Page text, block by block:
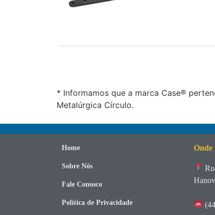
* Informamos que a marca Case®
Metalúrgica Círculo.
Home
Sobre Nós
Fale Conosco
Política de Privacidade
Onde